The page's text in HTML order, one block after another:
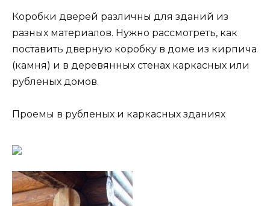
Коробки дверей различны для зданий из
разных материалов. Нужно рассмотреть, как
поставить дверную коробку в доме из кирпича
(камня) и в деревянных стенах каркасных или
рубленых домов.
Проемы в рубленых и каркасных зданиях